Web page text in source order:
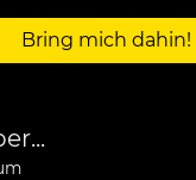
Bring mich dahin!